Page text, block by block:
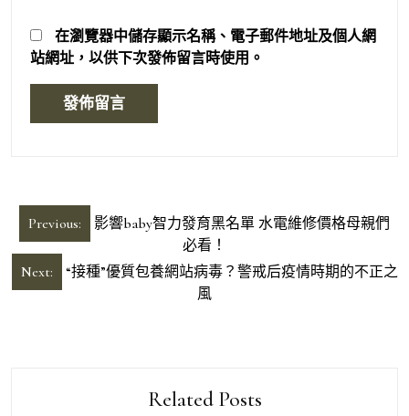
在瀏覽器中儲存顯示名稱、電子郵件地址及個人網
站網址，以供下次發佈留言時使用。
文
章
導
Previous:
影響baby智力發育黑名單 水電維修價格母親們
必看！
Next:
“接種”優質包養網站病毒？警戒后疫情時期的不正之
風
Related Posts